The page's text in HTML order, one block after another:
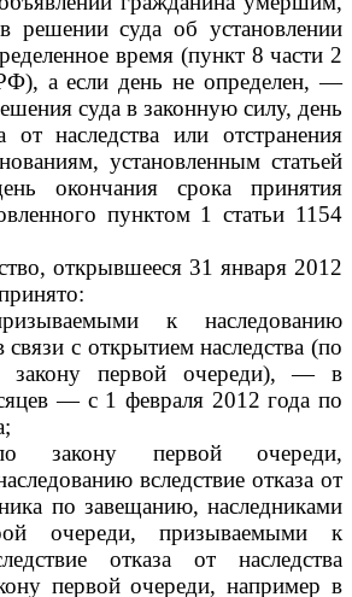
решении суда об установлении
время (пункт 8 части 2
а если день не определен, —
суда в законную силу, день
от наследства или отстранения
установленным статьей
окончания срока принятия
пунктом 1 статьи 1154
открывшееся 31 января 2012
к наследованию
связи с открытием наследства (по
закону первой очереди), — в
— с 1 февраля 2012 года по
закону первой очереди,
вследствие отказа от
по завещанию, наследниками
очереди, призываемыми к
отказа от наследства
первой очереди, например в